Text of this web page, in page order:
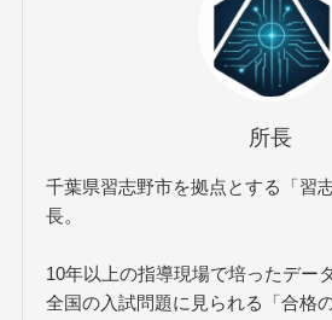
所長
千葉県習志野市を拠点とする「習
長。
10年以上の指導現場で培ったデー
全国の入試問題に見られる「合格